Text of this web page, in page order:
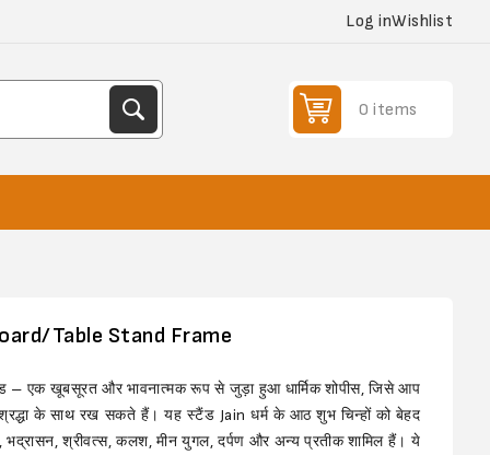
Log inWishlist
0 items
Table Stand Frame
एक खूबसूरत और भावनात्मक रूप से जुड़ा हुआ धार्मिक शोपीस, जिसे आप
के साथ रख सकते हैं। यह स्टैंड Jain धर्म के आठ शुभ चिन्हों को बेहद
भद्रासन, श्रीवत्स, कलश, मीन युगल, दर्पण और अन्य प्रतीक शामिल हैं। ये